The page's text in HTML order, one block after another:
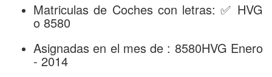
Matriculas de Coches con letras: ✅ HVG
o 8580
Asignadas en el mes de : 8580HVG Enero
- 2014